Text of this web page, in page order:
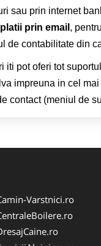
sau prin internet
prin email ,
de contabilitate din
iti pot oferi tot
impreuna in cel
contact (meniul de
Varstnici.ro